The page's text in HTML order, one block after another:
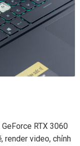
RTX 3060
render video, chỉnh